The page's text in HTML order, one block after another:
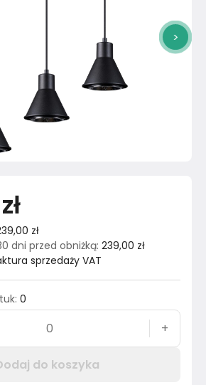
>
zł
dni przed obniżką: 239,00 zł
sprzedaży VAT
: 0
+
do koszyka